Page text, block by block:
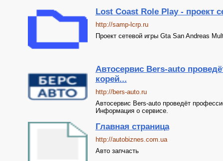
Lost Coast Role Play - проект
http://samp-lcrp.ru
Проект сетевой игры Gta San Andreas
Автосервис Bers-auto
корей...
http://bers-auto.ru
Автосервис Bers-auto проведёт
Информация о сервисе.
Главная страница
http://autobiznes.com.ua
Авто запчасть